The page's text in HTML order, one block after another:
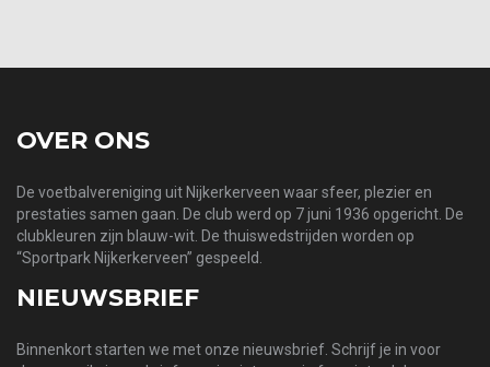
OVER ONS
De voetbalvereniging uit Nijkerkerveen waar sfeer, plezier en
prestaties samen gaan. De club werd op 7 juni 1936 opgericht. De
clubkleuren zijn blauw-wit. De thuiswedstrijden worden op
“Sportpark Nijkerkerveen” gespeeld.
NIEUWSBRIEF
Binnenkort starten we met onze nieuwsbrief. Schrijf je in voor